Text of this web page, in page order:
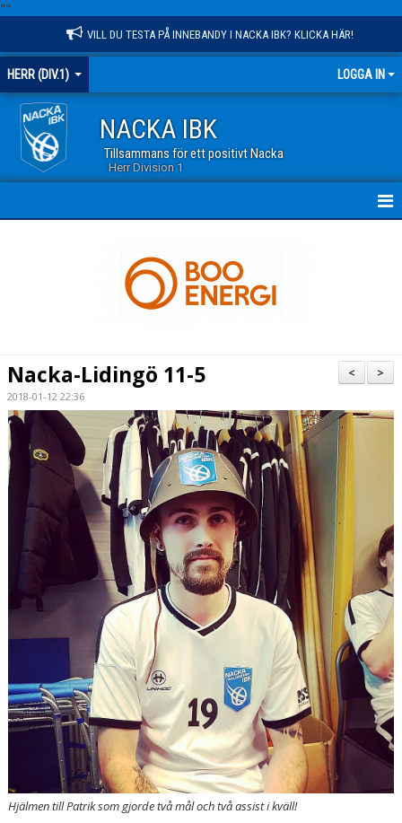
""
VILL DU TESTA PÅ INNEBANDY I NACKA IBK? KLICKA HÄR!
HERR (DIV.1) LOGGA IN
NACKA IBK
Tillsammans för ett positivt Nacka
Herr Division 1
GÄSTBOK
BILDGALLERI
DOKUMENT
KONTAKT
MATCHER
>
<
Nacka-Lidingö 11-5
2018-01-12 22:36
Hjälmen till Patrik som gjorde två mål och två assist i kväll!